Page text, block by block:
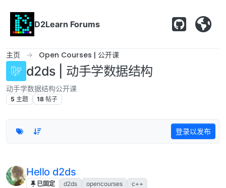
D2Learn Forums
主页 Open Courses | 公开课
d2ds | 动手学数据结构
动手学数据结构公开课
5 主题 18 帖子
登录以发布
Hello d2ds
已固定 d2ds opencourses
c++